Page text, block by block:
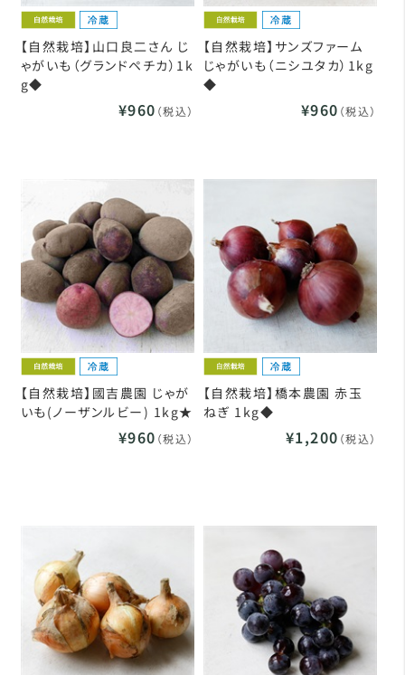
【自然栽培】山口良二さん じ
ゃがいも（グランドペチカ）1k
g◆
¥960 （税込）
【自然栽培】サンズファーム
じゃがいも（ニシユタカ）1kg
◆
¥960 （税込）
【自然栽培】國吉農園 じゃが
いも(ノーザンルビー) 1kg★
¥960 （税込）
【自然栽培】橋本農園 赤玉
ねぎ 1kg◆
¥1,200 （税込）